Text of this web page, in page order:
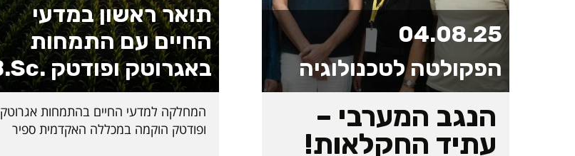
04.08.25
הפקולטה לטכנולוגיה
הנגב המערבי –
עתיד החקלאות!
תואר ראשון במדעי
החיים עם התמחות
באגרוטק ופודטק .B.Sc
המחלקה למדעי החיים בהתמחות אגרוטק
ופודטק הוקמה במכללה האקדמית ספיר